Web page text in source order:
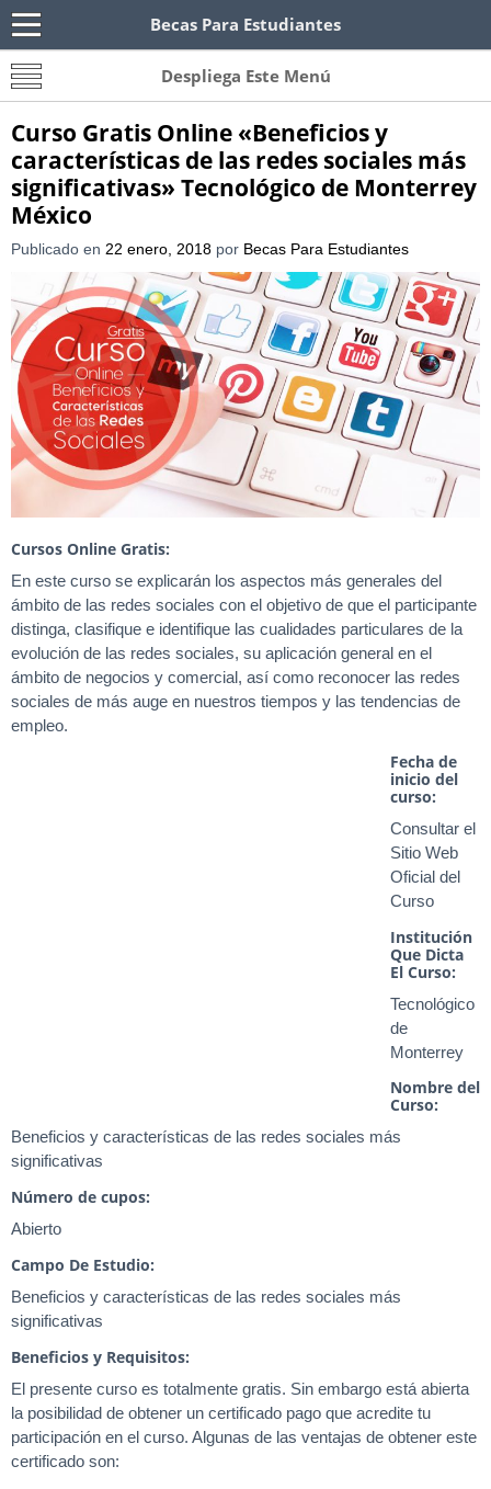
Becas Para Estudiantes
Becas Para Paraguayos
Oferta de becas para Paraguayos. Encuentra las
convocatorias y requisitos de becas para
Despliega Este Menú
Curso Gratis Online «Beneficios y
características de las redes sociales más
significativas» Tecnológico de Monterrey
México
Publicado en 22 enero, 2018 por Becas Para Estudiantes
Cursos Online Gratis:
En este curso se explicarán los aspectos más generales del
ámbito de las redes sociales con el objetivo de que el participante
distinga, clasifique e identifique las cualidades particulares de la
evolución de las redes sociales, su aplicación general en el
ámbito de negocios y comercial, así como reconocer las redes
sociales de más auge en nuestros tiempos y las tendencias de
empleo.
Fecha de
inicio del
curso:
Consultar el
Sitio Web
Oficial del
Curso
Institución
Que Dicta
El Curso:
Tecnológico
de
Monterrey
Nombre del
Curso:
Beneficios y características de las redes sociales más
significativas
Número de cupos:
Abierto
Campo De Estudio:
Beneficios y características de las redes sociales más
significativas
Beneficios y Requisitos:
El presente curso es totalmente gratis. Sin embargo está abierta
la posibilidad de obtener un certificado pago que acredite tu
participación en el curso. Algunas de las ventajas de obtener este
certificado son: